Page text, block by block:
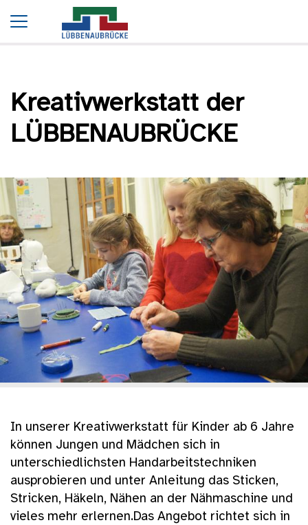
Startseite
Termine
Kreativwerkstatt der LÜBBENAUBRÜCKE
Kreativwerkstatt der
LÜBBENAUBRÜCKE
In unserer Kreativwerkstatt für Kinder ab 6 Jahre
können Jungen und Mädchen sich in
unterschiedlichsten Handarbeitstechniken
ausprobieren und unter Anleitung das Sticken,
Stricken, Häkeln, Nähen an der Nähmaschine und
vieles mehr erlernen.Das Angebot richtet sich in